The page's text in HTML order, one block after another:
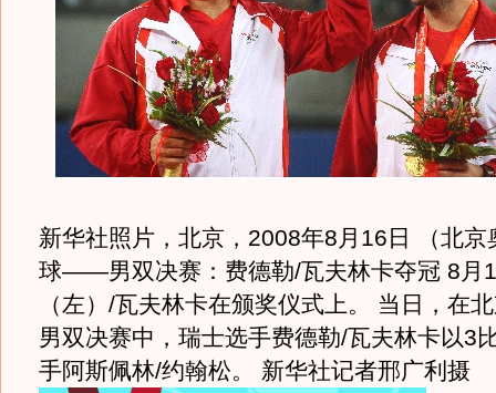
新华社照片，北京，2008年8月16日 （北京
球——男双决赛：费德勒/瓦夫林卡夺冠 8月
（左）/瓦夫林卡在颁奖仪式上。 当日，在
男双决赛中，瑞士选手费德勒/瓦夫林卡以3
手阿斯佩林/约翰松。 新华社记者邢广利摄